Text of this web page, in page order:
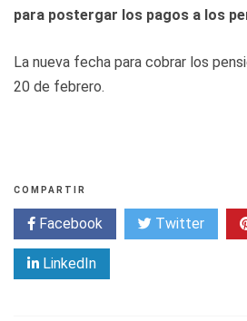
para postergar los pagos a los
La nueva fecha para cobrar los
20 de febrero.
COMPARTIR
Facebook Twitter
LinkedIn